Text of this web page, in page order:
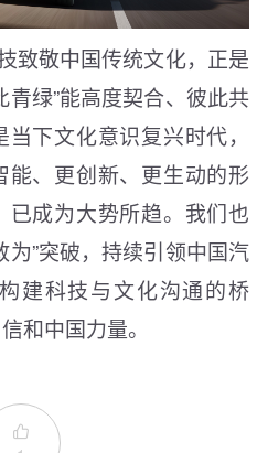
致敬中国传统文化，正是
青绿”能高度契合、彼此共
下文化意识复兴时代，
、更创新、更生动的形
成为大势所趋。我们也
为”突破，持续引领中国汽
建科技与文化沟通的桥
和中国力量。
